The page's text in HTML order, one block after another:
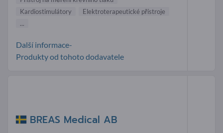
Kardiostimulátory
Elektroterapeutické přístroje
...
Další informace-
Produkty od tohoto dodavatele
BREAS Medical AB